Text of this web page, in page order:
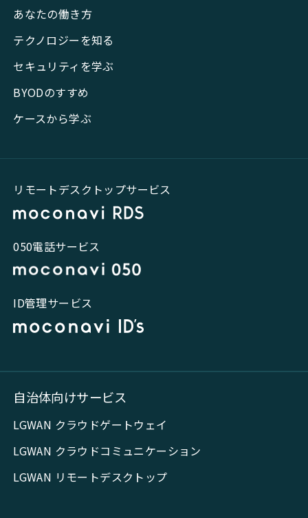
あなたの働き方
テクノロジーを知る
セキュリティを学ぶ
BYODのすすめ
ケースから学ぶ
リモートデスクトップサービス
050電話サービス
ID管理サービス
自治体向けサービス
LGWAN クラウドゲートウェイ
LGWAN クラウドコミュニケーション
LGWAN リモートデスクトップ